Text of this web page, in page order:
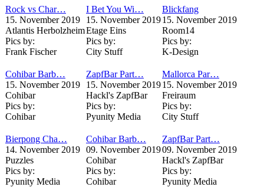
Rock vs Char…
15. November 2019
Atlantis Herbolzheim
Pics by:
Frank Fischer
I Bet You Wi…
15. November 2019
Etage Eins
Pics by:
City Stuff
Blickfang
15. November 2019
Room14
Pics by:
K-Design
Cohibar Barb…
15. November 2019
Cohibar
Pics by:
Cohibar
ZapfBar Part…
15. November 2019
Hackl's ZapfBar
Pics by:
Pyunity Media
Mallorca Par…
15. November 2019
Freiraum
Pics by:
City Stuff
Bierpong Cha…
14. November 2019
Puzzles
Pics by:
Pyunity Media
Cohibar Barb…
09. November 2019
Cohibar
Pics by:
Cohibar
ZapfBar Part…
09. November 2019
Hackl's ZapfBar
Pics by:
Pyunity Media